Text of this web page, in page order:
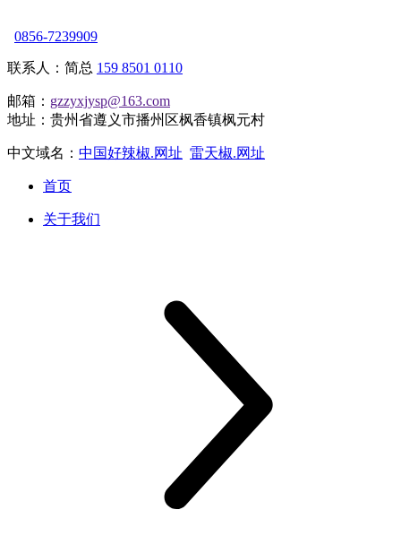
0856-7239909
联系人：简总 159 8501 0110
邮箱： gzzyxjysp@163.com
地址：贵州省遵义市播州区枫香镇枫元村
中文域名： 中国好辣椒.网址 雷天椒.网址
首页
关于我们